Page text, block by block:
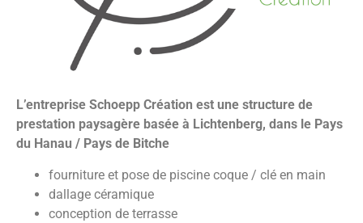
L’entreprise Schoepp Création est une structure de
prestation paysagère basée à Lichtenberg, dans le Pays
du Hanau / Pays de Bitche
fourniture et pose de piscine coque / clé en main
dallage céramique
conception de terrasse